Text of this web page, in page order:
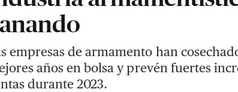
empresas de armamento han
años en bolsa y prevén fuertes
durante 2023.